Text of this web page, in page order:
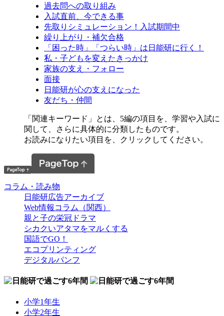
過去問への取り組み
入試直前、今できる事
先取りシミュレーション！入試期間中
繰り上がり・補欠合格
「困った時」「つらい時」は日能研に行く！
私・子どもを変えたきっかけ
家族の支え・フォロー
面接
日能研が心の支えになった
友だち・仲間
「関連キーワード」とは、5編の項目を、学習や入試に
関して、さらに具体的に分類したものです。
お読みになりたい項目を、クリックしてください。
コラム・読み物
日能研広告アーカイブ
Web情報コラム（関西）
親と子の栄冠ドラマ
シカクいアタマをマルくする
国語でGO！
エコプリンティング
デジタルパンフ
小学1年生
小学2年生